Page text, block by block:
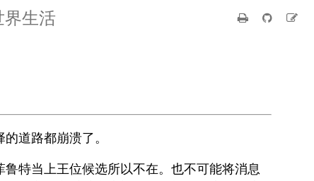
界生活
道路都崩溃了。
特当上王位候选所以不在。也不可能将消息